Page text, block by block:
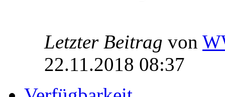
Letzter Beitrag von
22.11.2018 08:37